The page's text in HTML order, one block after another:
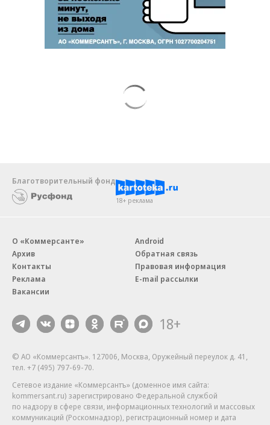
Благотворительный фонд
18+ реклама
О «Коммерсанте»
Архив
Контакты
Реклама
Вакансии
Android
Обратная связь
Правовая информация
E-mail рассылки
18+
© АО «Коммерсантъ». 127006, Москва, Оружейный переулок д. 41,
тел. +7 (495) 797-69-70.
Сетевое издание «Коммерсантъ» (доменное имя сайта:
kommersant.ru) зарегистрировано Федеральной службой
по надзору в сфере связи, информационных технологий и массовых
коммуникаций (Роскомнадзор), регистрационный номер и дата